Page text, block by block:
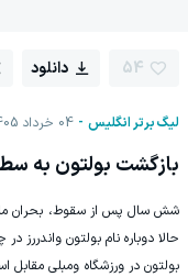
لیگ برتر انگلیس 04 خرداد 1405 ساعت 16:10
54 دانلود
بازگشت بولتون به
شش سال پس از سقوط، بحران
حالا دوباره نام بولتون
بولتون در ورزشگاه ومبلی